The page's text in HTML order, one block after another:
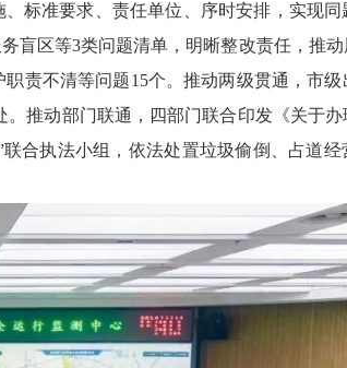
标准要求、责任单位、序时安排，实现同
盲区等3类问题清单，明晰整改责任，推
责不清等问题15个。推动两级贯通，市级
推动部门联通，四部门联合印发《关于办
合执法小组，依法处置垃圾偷倒、占道